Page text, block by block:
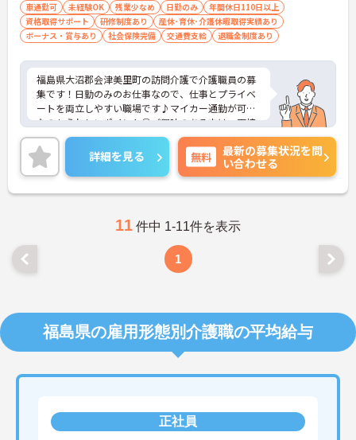
車通勤可 未経験OK 残業少なめ 日勤のみ
年間休日110日以上
資格取得サポート
研修制度あり
産休･育休･介護休暇取得実績あり
ボーナス・賞与あり
社会保険完備 交通費支給 退職金制度あり
福島県大沼郡会津美里町の訪問介護で介護職員の募
集です！日勤のみのお仕事なので、仕事とプライベ
ートを両立しやすい職場です♪マイカー通勤が可能
なのもうれしいポイント◎ご興味のある方は、面接
ポイントをお伝えしますので、お気軽にご連絡くだ
さい。
詳細を見る 無料
最新の募集状況を問
い合わせる
11 件中 1-11件を表示
1
福島県の雇用形態別介護職の平均給与
正社員